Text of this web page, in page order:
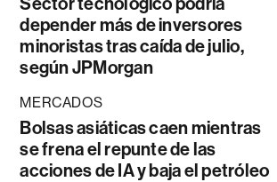
depender más de inversores
minoristas tras caída de julio,
según JPMorgan
MERCADOS
Bolsas asiáticas caen mientras
se frena el repunte de las
acciones de IA y baja el petróleo